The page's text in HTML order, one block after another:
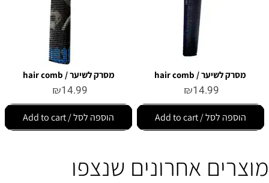
מסרק לשיער / hair comb
₪14.99
הוספה לסל / Add to cart
מסרק לשיער / hair comb
₪14.99
הוספה לסל / Add to cart
מוצרים אחרונים שנצפו